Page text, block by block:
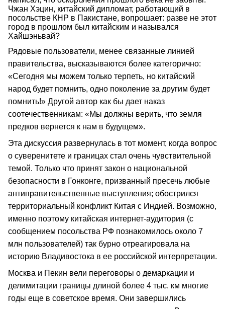
Чжан Хэцин, китайский дипломат, работающий в
посольстве КНР в Пакистане, вопрошает: разве не этот
город в прошлом был китайским и назывался
Хайшэньвай?
Рядовые пользователи, менее связанные линией
правительства, высказываются более категорично:
«Сегодня мы можем только терпеть, но китайский
народ будет помнить, одно поколение за другим будет
помнить!» Другой автор как бы дает наказ
соотечественникам: «Мы должны верить, что земля
предков вернется к нам в будущем».
Эта дискуссия развернулась в тот момент, когда вопрос
о суверенитете и границах стал очень чувствительной
темой. Только что принят закон о национальной
безопасности в Гонконге, призванный пресечь любые
антиправительственные выступления; обострился
территориальный конфликт Китая с Индией. Возможно,
именно поэтому китайская интернет-аудитория (с
сообщением посольства РФ познакомилось около 7
млн пользователей) так бурно отреагировала на
историю Владивостока в ее российской интерпретации.
Москва и Пекин вели переговоры о демаркации и
делимитации границы длиной более 4 тыс. км многие
годы еще в советское время. Они завершились